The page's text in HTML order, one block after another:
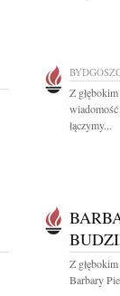
Z
łączymy...
Z
Barbary